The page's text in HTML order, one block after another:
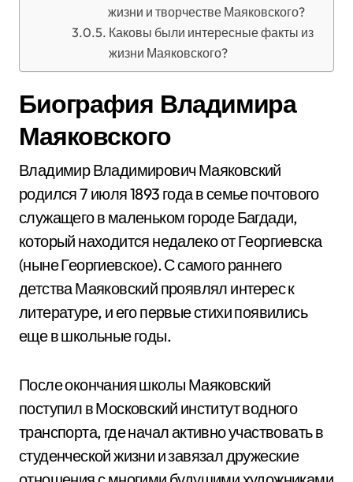
жизни и творчестве Маяковского?
Каковы были интересные факты из
жизни Маяковского?
Биография Владимира
Маяковского
Владимир Владимирович Маяковский
родился 7 июля 1893 года в семье почтового
служащего в маленьком городе Багдади,
который находится недалеко от Георгиевска
(ныне Георгиевское). С самого раннего
детства Маяковский проявлял интерес к
литературе, и его первые стихи появились
еще в школьные годы.
После окончания школы Маяковский
поступил в Московский институт водного
транспорта, где начал активно участвовать в
студенческой жизни и завязал дружеские